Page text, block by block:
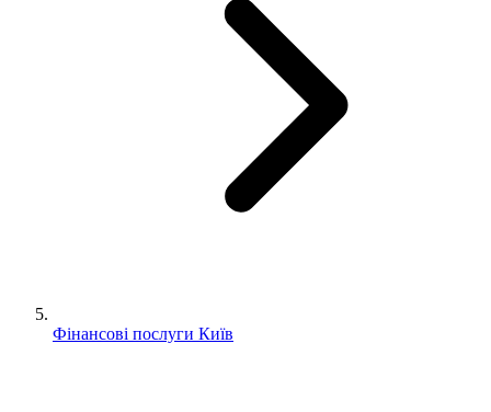
Фінансові послуги Київ